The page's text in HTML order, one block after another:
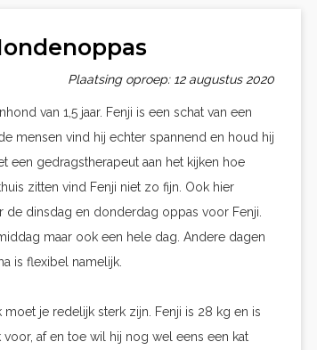
Plaatsing oproep: 12 augustus 2020
van 1,5 jaar. Fenji is een schat van een
mensen vind hij echter spannend en houd hij
een gedragstherapeut aan het kijken hoe
zitten vind Fenji niet zo fijn. Ook hier
dinsdag en donderdag oppas voor Fenji.
maar ook een hele dag. Andere dagen
is flexibel namelijk.
je redelijk sterk zijn. Fenji is 28 kg en is
af en toe wil hij nog wel eens een kat